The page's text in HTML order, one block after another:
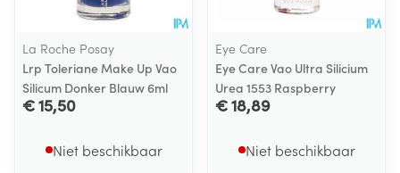
La Roche Posay
Lrp Toleriane Make Up Vao
Silicum Donker Blauw 6ml
€ 15,50
Niet beschikbaar
Eye Care
Eye Care Vao Ultra Silicium
Urea 1553 Raspberry
€ 18,89
Niet beschikbaar